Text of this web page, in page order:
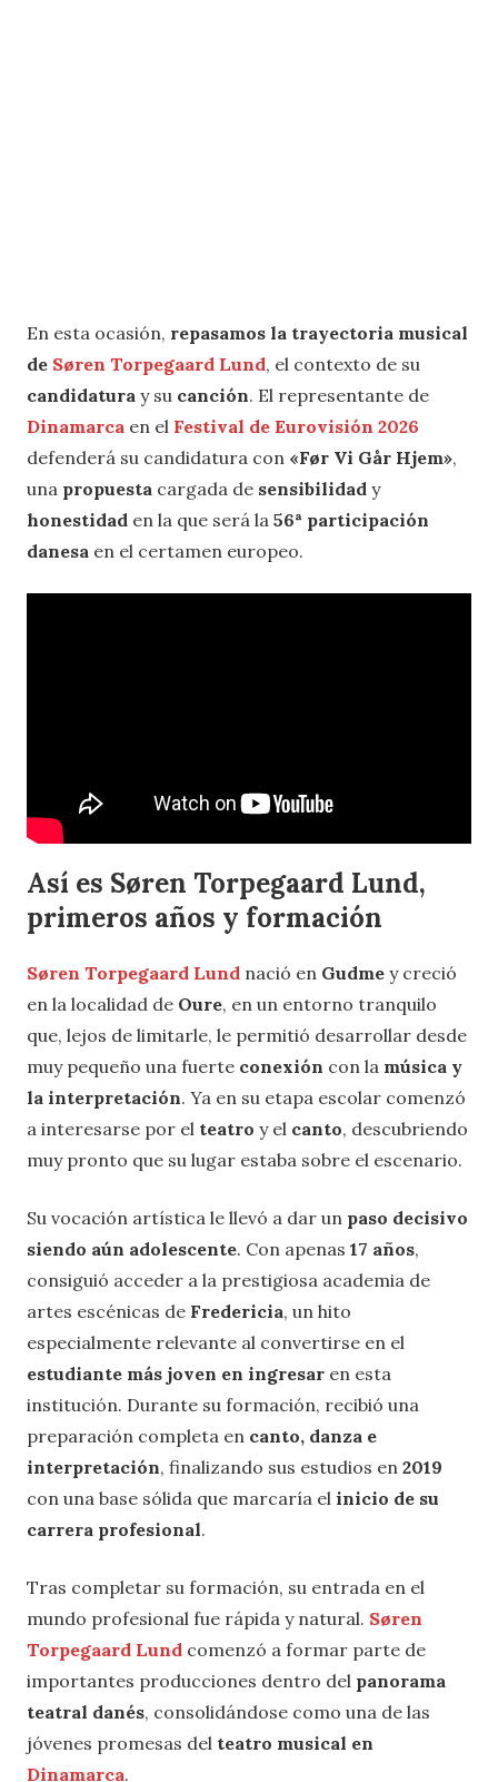
En esta ocasión, repasamos la trayectoria musical
de Søren Torpegaard Lund, el contexto de su
candidatura y su canción. El representante de
Dinamarca en el Festival de Eurovisión 2026
defenderá su candidatura con «Før Vi Går Hjem»,
una propuesta cargada de sensibilidad y
honestidad en la que será la 56ª participación
danesa en el certamen europeo.
Así es Søren Torpegaard Lund,
primeros años y formación
Søren Torpegaard Lund nació en Gudme y creció
en la localidad de Oure, en un entorno tranquilo
que, lejos de limitarle, le permitió desarrollar desde
muy pequeño una fuerte conexión con la música y
la interpretación. Ya en su etapa escolar comenzó
a interesarse por el teatro y el canto, descubriendo
muy pronto que su lugar estaba sobre el escenario.
Su vocación artística le llevó a dar un paso decisivo
siendo aún adolescente. Con apenas 17 años,
consiguió acceder a la prestigiosa academia de
artes escénicas de Fredericia, un hito
especialmente relevante al convertirse en el
estudiante más joven en ingresar en esta
institución. Durante su formación, recibió una
preparación completa en canto, danza e
interpretación, finalizando sus estudios en 2019
con una base sólida que marcaría el inicio de su
carrera profesional.
Tras completar su formación, su entrada en el
mundo profesional fue rápida y natural. Søren
Torpegaard Lund comenzó a formar parte de
importantes producciones dentro del panorama
teatral danés, consolidándose como una de las
jóvenes promesas del teatro musical en
Dinamarca.